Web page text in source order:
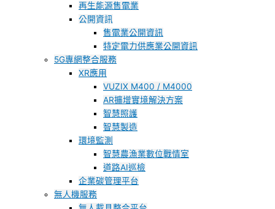
再生能源售電業
公開資訊
售電業公開資訊
特定電力供應業公開資訊
5G專網整合服務
XR應用
VUZIX M400 / M4000
AR擴增實境解決方案
智慧照護
智慧製造
環境監測
智慧農漁業數位戰情室
道路AI巡檢
企業碳管理平台
無人機服務